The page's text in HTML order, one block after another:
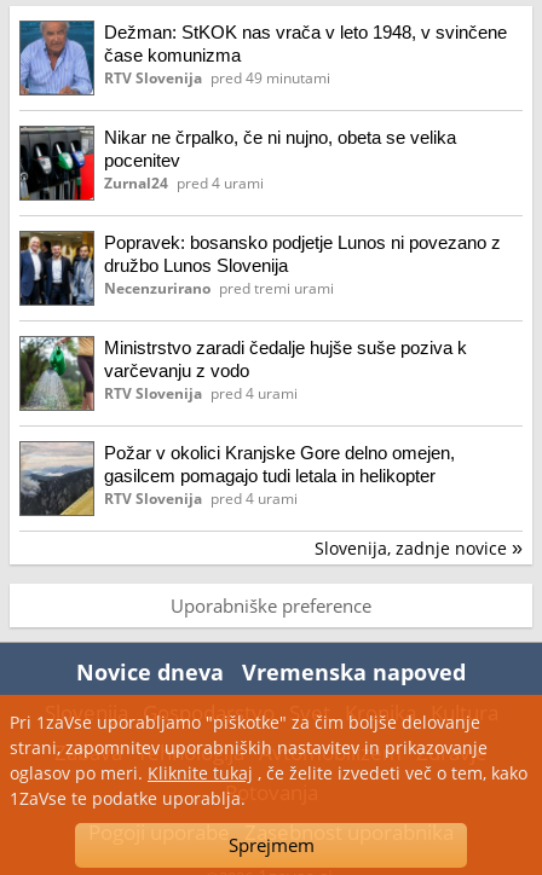
Dežman: StKOK nas vrača v leto 1948, v svinčene
čase komunizma
RTV Slovenija pred 49 minutami
Nikar ne črpalko, če ni nujno, obeta se velika
pocenitev
Zurnal24 pred 4 urami
Popravek: bosansko podjetje Lunos ni povezano z
družbo Lunos Slovenija
Necenzurirano pred tremi urami
Ministrstvo zaradi čedalje hujše suše poziva k
varčevanju z vodo
RTV Slovenija pred 4 urami
Požar v okolici Kranjske Gore delno omejen,
gasilcem pomagajo tudi letala in helikopter
RTV Slovenija pred 4 urami
Slovenija, zadnje novice »
Uporabniške preference
Novice dneva Vremenska napoved
Slovenija Gospodarstvo Svet Kronika Kultura
Zabava Tehnologija Avtomobilizem Zdravje
Potovanja
Pogoji uporabe Zasebnost uporabnika
Pri 1zaVse uporabljamo "piškotke" za čim boljše delovanje
strani, zapomnitev uporabniških nastavitev in prikazovanje
oglasov po meri. Kliknite tukaj , če želite izvedeti več o tem, kako
1ZaVse te podatke uporablja.
Sprejmem